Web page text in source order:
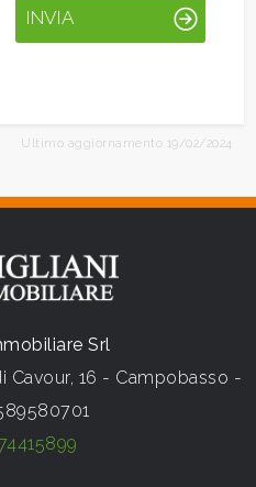
INVIA
Ultimo aggiornamento 19/02/2024
Srl
16 - Campobasso -